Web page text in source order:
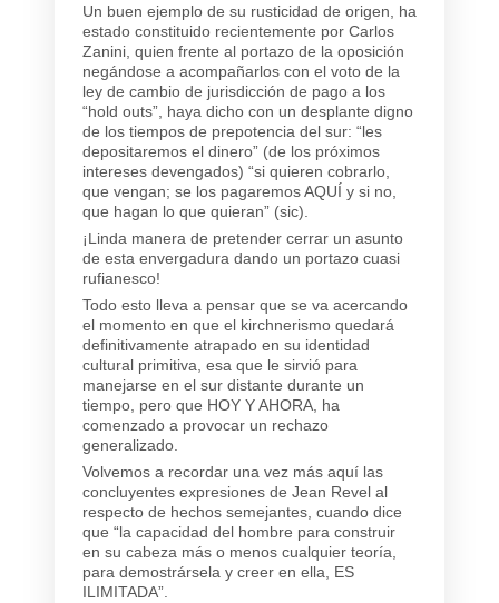
Un buen ejemplo de su rusticidad de origen, ha
estado constituido recientemente por Carlos
Zanini, quien frente al portazo de la oposición
negándose a acompañarlos con el voto de la
ley de cambio de jurisdicción de pago a los
“hold outs”, haya dicho con un desplante digno
de los tiempos de prepotencia del sur: “les
depositaremos el dinero” (de los próximos
intereses devengados) “si quieren cobrarlo,
que vengan; se los pagaremos AQUÍ y si no,
que hagan lo que quieran” (sic).
¡Linda manera de pretender cerrar un asunto
de esta envergadura dando un portazo cuasi
rufianesco!
Todo esto lleva a pensar que se va acercando
el momento en que el kirchnerismo quedará
definitivamente atrapado en su identidad
cultural primitiva, esa que le sirvió para
manejarse en el sur distante durante un
tiempo, pero que HOY Y AHORA, ha
comenzado a provocar un rechazo
generalizado.
Volvemos a recordar una vez más aquí las
concluyentes expresiones de Jean Revel al
respecto de hechos semejantes, cuando dice
que “la capacidad del hombre para construir
en su cabeza más o menos cualquier teoría,
para demostrársela y creer en ella, ES
ILIMITADA”.